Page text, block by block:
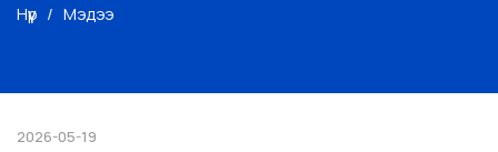
Нүүр Мэдээ
2026-05-19